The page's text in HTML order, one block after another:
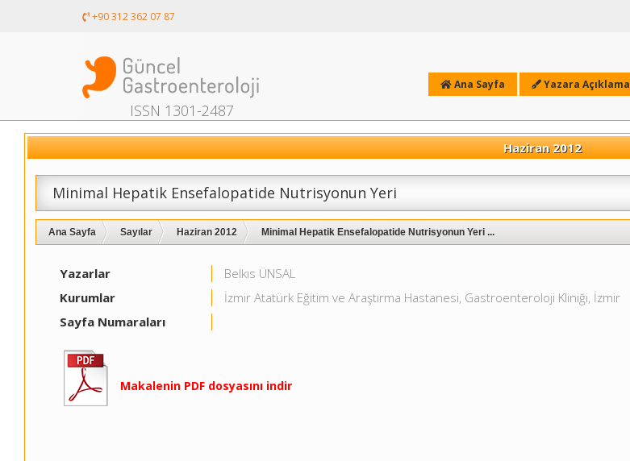
+90 312 362 07 87
ISSN 1301-2487
Ana Sayfa Yazara Açıklama
Haziran 2012
Minimal Hepatik Ensefalopatide Nutrisyonun Yeri
Ana Sayfa Sayılar Haziran 2012 Minimal Hepatik Ensefalopatide Nutrisyonun Yeri ...
Yazarlar
Belkıs ÜNSAL
Kurumlar
İzmir Atatürk Eğitim ve Araştırma Hastanesi, Gastroenteroloji Kliniği, İzmir
Sayfa Numaraları
Makalenin PDF dosyasını indir